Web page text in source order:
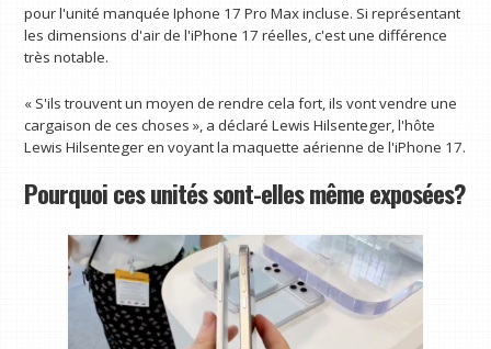
pour l'unité manquée Iphone 17 Pro Max incluse. Si représentant
les dimensions d'air de l'iPhone 17 réelles, c'est une différence
très notable.
« S'ils trouvent un moyen de rendre cela fort, ils vont vendre une
cargaison de ces choses », a déclaré Lewis Hilsenteger, l'hôte
Lewis Hilsenteger en voyant la maquette aérienne de l'iPhone 17.
Pourquoi ces unités sont-elles même exposées?